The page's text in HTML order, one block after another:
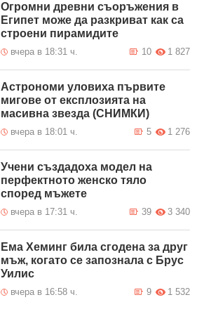
Огромни древни съоръжения в
Египет може да разкриват как са
строени пирамидите
вчера в 18:31 ч. 1 827
10
Астрономи уловиха първите
мигове от експлозията на
масивна звезда (СНИМКИ)
вчера в 18:01 ч. 1 276
5
Учени създадоха модел на
перфектното женско тяло
според мъжете
вчера в 17:31 ч. 3 340
39
Ема Хеминг била сгодена за друг
мъж, когато се запознала с Брус
Уилис
вчера в 16:58 ч. 1 532
9